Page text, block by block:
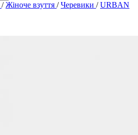
/ Жіноче взуття / Черевики / URBAN